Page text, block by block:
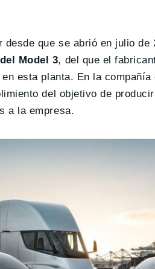
que se abrió en julio de
Model 3, del que el
esta planta. En la
del objetivo de
a la empresa.